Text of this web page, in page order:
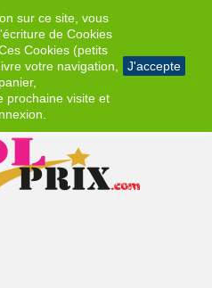
sur ce site, vous
de Cookies
Cookies (petits
votre navigation,
prochaine visite et
J'accepte